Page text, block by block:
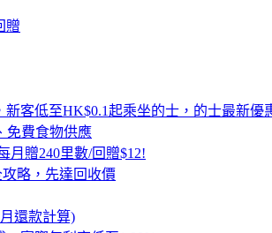
贈
客低至HK$0.1起乘坐的士，的士最新優
免費食物供應
月贈240里數/回贈$12!
攻略，先達回收價
還款計算)